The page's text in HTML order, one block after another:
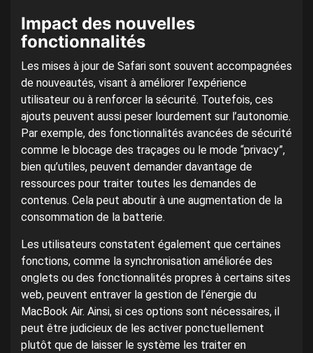
Impact des nouvelles
fonctionnalités
Les mises à jour de Safari sont souvent accompagnées
de nouveautés, visant à améliorer l’expérience
utilisateur ou à renforcer la sécurité. Toutefois, ces
ajouts peuvent aussi peser lourdement sur l’autonomie.
Par exemple, des fonctionnalités avancées de sécurité
comme le blocage des traçages ou le mode “privacy”,
bien qu’utiles, peuvent demander davantage de
ressources pour traiter toutes les demandes de
contenus. Cela peut aboutir à une augmentation de la
consommation de la batterie.
Les utilisateurs constatent également que certaines
fonctions, comme la synchronisation améliorée des
onglets ou des fonctionnalités propres à certains sites
web, peuvent entraver la gestion de l’énergie du
MacBook Air. Ainsi, si ces options sont nécessaires, il
peut être judicieux de les activer ponctuellement
plutôt que de laisser le système les traiter en